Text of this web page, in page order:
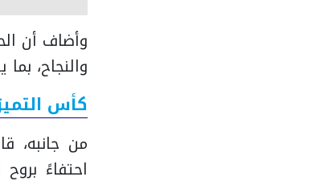
وأضاف أن
والنجاح،
كأس
من جانبه،
احتفاءً